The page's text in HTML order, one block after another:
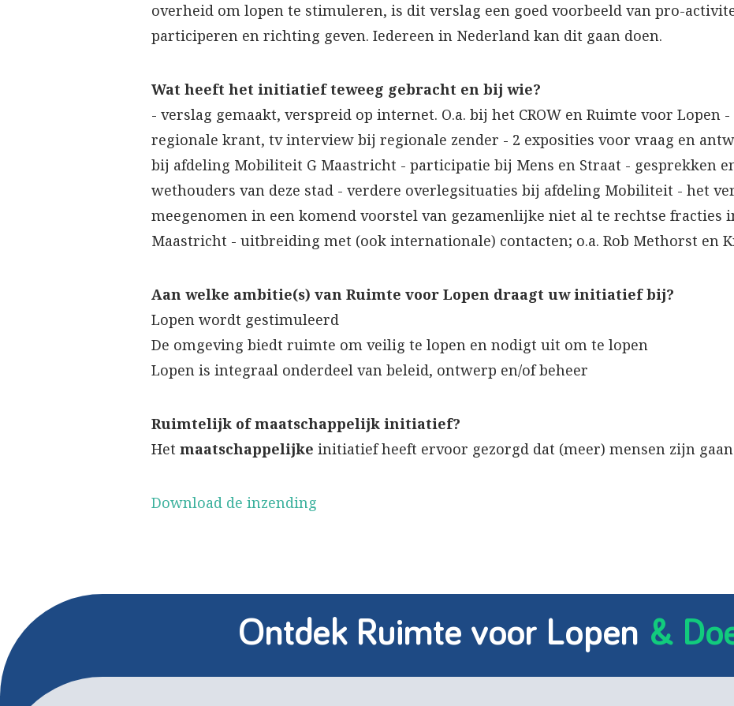
overheid om lopen te stimuleren, is dit verslag een goed voorbeeld van pro-
participeren en richting geven. Iedereen in Nederland kan dit gaan doen.
Wat heeft het initiatief teweeg gebracht en bij wie?
- verslag gemaakt, verspreid op internet. O.a. bij het CROW en Ruimte voor
regionale krant, tv interview bij regionale zender - 2 exposities voor vraag en
bij afdeling Mobiliteit G Maastricht - participatie bij Mens en Straat - gesprekken
wethouders van deze stad - verdere overlegsituaties bij afdeling Mobiliteit - het
meegenomen in een komend voorstel van gezamenlijke niet al te rechtse fracties
Maastricht - uitbreiding met (ook internationale) contacten; o.a. Rob Methorst en
Aan welke ambitie(s) van Ruimte voor Lopen draagt uw initiatief bij?
Lopen wordt gestimuleerd
De omgeving biedt ruimte om veilig te lopen en nodigt uit om te lopen
Lopen is integraal onderdeel van beleid, ontwerp en/of beheer
Ruimtelijk of maatschappelijk initiatief?
Het maatschappelijke initiatief heeft ervoor gezorgd dat (meer) mensen zijn
Download de inzending
Ontdek Ruimte voor Lopen &